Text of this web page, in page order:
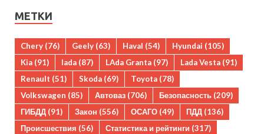
МЕТКИ
Chery (76) Geely (63) Haval (54) Hyundai (105)
Kia (91) lada (87) LAda Granta (97) Lada Vesta (91)
Renault (51) Skoda (69) Toyota (78)
Volkswagen (85) Автоваз (706) Безопасность (209)
ГИБДД (91) Закон (556) ОСАГО (49) ПДД (136)
Происшествия (56) Статистика и рейтинги (317)